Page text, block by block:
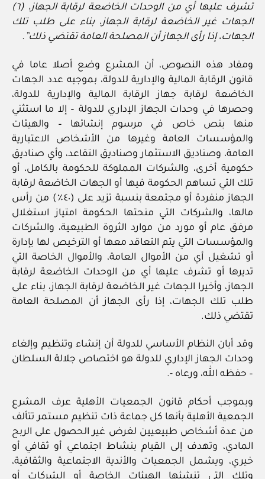
تشرف عليها أي من الوحدات الخاضعة لرقابة الجهاز، (٦)
الجهات غير الخاضعة لرقابة الجهاز، بناء على طلب تلك
الجهات، إذا رأى الجهاز أن المصلحة العامة تقتضي ذلك”.
ومفاد هذه النصوص، أن المشرع وضع أصلا عاما في
قانون الرقابة المالية والإدارية للدولة، بموجبه عدد الجهات
الخاضعة لرقابة جهاز الرقابة المالية والإدارية للدولة،
وحصرها في وحدات الجهاز الإداري للدولة – إلا ما استثني
منها بنص خاص في مرسوم إنشائها – والهيئات
والمؤسسات العامة وغيرها من الأشخاص الاعتبارية
العامة، وصناديق الاستثمار وصناديق التقاعد، وأي صناديق
حكومية أخرى، والشركات المملوكة للحكومة بالكامل، أو
تلك التي تساهم الحكومة فيها أو الجهات الخاضعة لرقابة
الجهاز منفردة أو مجتمعة بنسبة تزيد على (٤٠٪) من رأس
مالها، والشركات التي منحتها الحكومة امتياز استغلال
مرفق عام أو مورد من موارد الثروة الطبيعية، والشركات
والمؤسسات التي يتم التعاقد معها أو الترخيص لها بإدارة
أو تشغيل أي من الأموال العامة، والأموال الخاصة التي
تديرها أو تشرف عليها أي من الوحدات الخاضعة لرقابة
الجهاز، وأخيرا الجهات غير الخاضعة لرقابة الجهاز، بناء على
طلب تلك الجهات، إذا رأى الجهاز أن المصلحة العامة
تقتضي ذلك.
وقد أبان النظام الأساسي للدولة أن إنشاء وتنظيم وإلغاء
وحدات الجهاز الإداري للدولة هو اختصاص جلالة السلطان
– حفظه الله، ورعاه -.
وبموجب أحكام قانون الجمعيات الأهلية عرف المشرع
الجمعية الأهلية بأنها كل جماعة ذات تنظيم مستمر تتألف
من عدة أشخاص طبيعيين لغرض غير الحصول على الربح
المادي، وتهدف إلى القيام بنشاط اجتماعي أو ثقافي أو
خيري، ويشمل الجمعيات والأندية الاجتماعية والثقافية،
وتلك التي تنشئها الهيئات الخاصة أو الشركات أو